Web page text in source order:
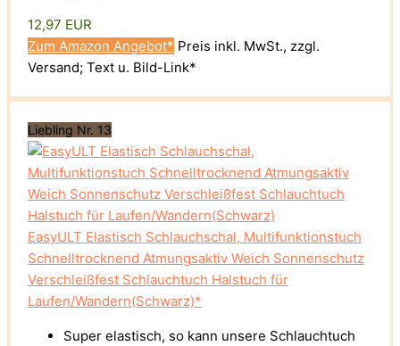
12,97 EUR
Zum Amazon Angebot* Preis inkl. MwSt., zzgl.
Versand; Text u. Bild-Link*
Liebling Nr. 13
EasyULT Elastisch Schlauchschal, Multifunktionstuch
Schnelltrocknend Atmungsaktiv Weich Sonnenschutz
Verschleißfest Schlauchtuch Halstuch für
Laufen/Wandern(Schwarz)*
Super elastisch, so kann unsere Schlauchtuch